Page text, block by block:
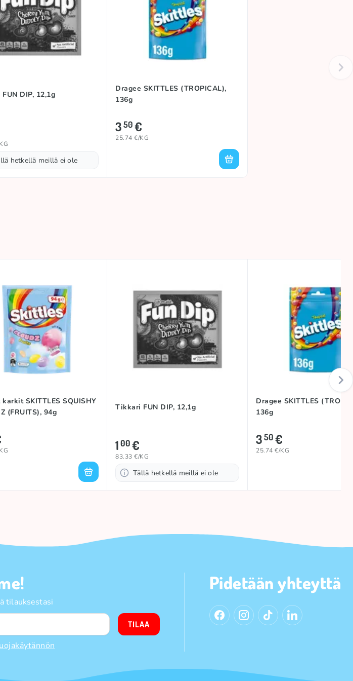
DIP, 12,1g
hetkellä meillä ei ole
Dragee SKITTLES (TROPICAL),
136g
350€
25.74 €/KG
SKITTLES SQUISHY
(FRUITS), 94g
Tikkari FUN DIP, 12,1g
100€
83.33 €/KG
Tällä hetkellä meillä ei ole
Dragee SKITTLES
136g
350€
25.74 €/KG
tilauksestasi
TILAA
Pidetään yhteyttä